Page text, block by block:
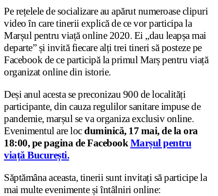
Pe rețelele de socializare au apărut numeroase clipuri
video în care tinerii explică de ce vor participa la
Marșul pentru viață online 2020. Ei „dau leapșa mai
departe” și invită fiecare alți trei tineri să posteze pe
Facebook de ce participă la primul Marș pentru viață
organizat online din istorie.
Deși anul acesta se preconizau 900 de localități
participante, din cauza regulilor sanitare impuse de
pandemie, marșul se va organiza exclusiv online.
Evenimentul are locduminică, 17 mai, de la ora
18:00, pe pagina de Facebook Marșul pentru
viață București.
Săptămâna aceasta, tinerii sunt invitați să participe la
mai multe evenimente și întâlniri online: